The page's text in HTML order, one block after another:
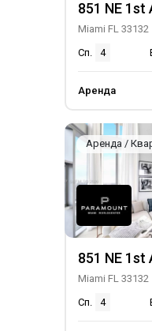
Miami FL 33132
Сп.
4
Аренда
Аренда /
Miami FL 33132
Сп.
4